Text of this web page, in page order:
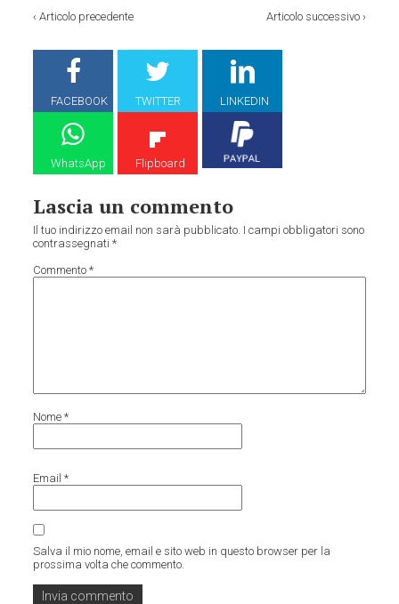
‹Articolo precedente Articolo successivo›
FACEBOOK TWITTER LINKEDIN
WhatsApp Flipboard
Lascia un commento
Il tuo indirizzo email non sarà pubblicato. I campi obbligatori sono
contrassegnati*
Commento*
Nome*
Email*
Salva il mio nome, email e sito web in questo browser per la
prossima volta che commento.